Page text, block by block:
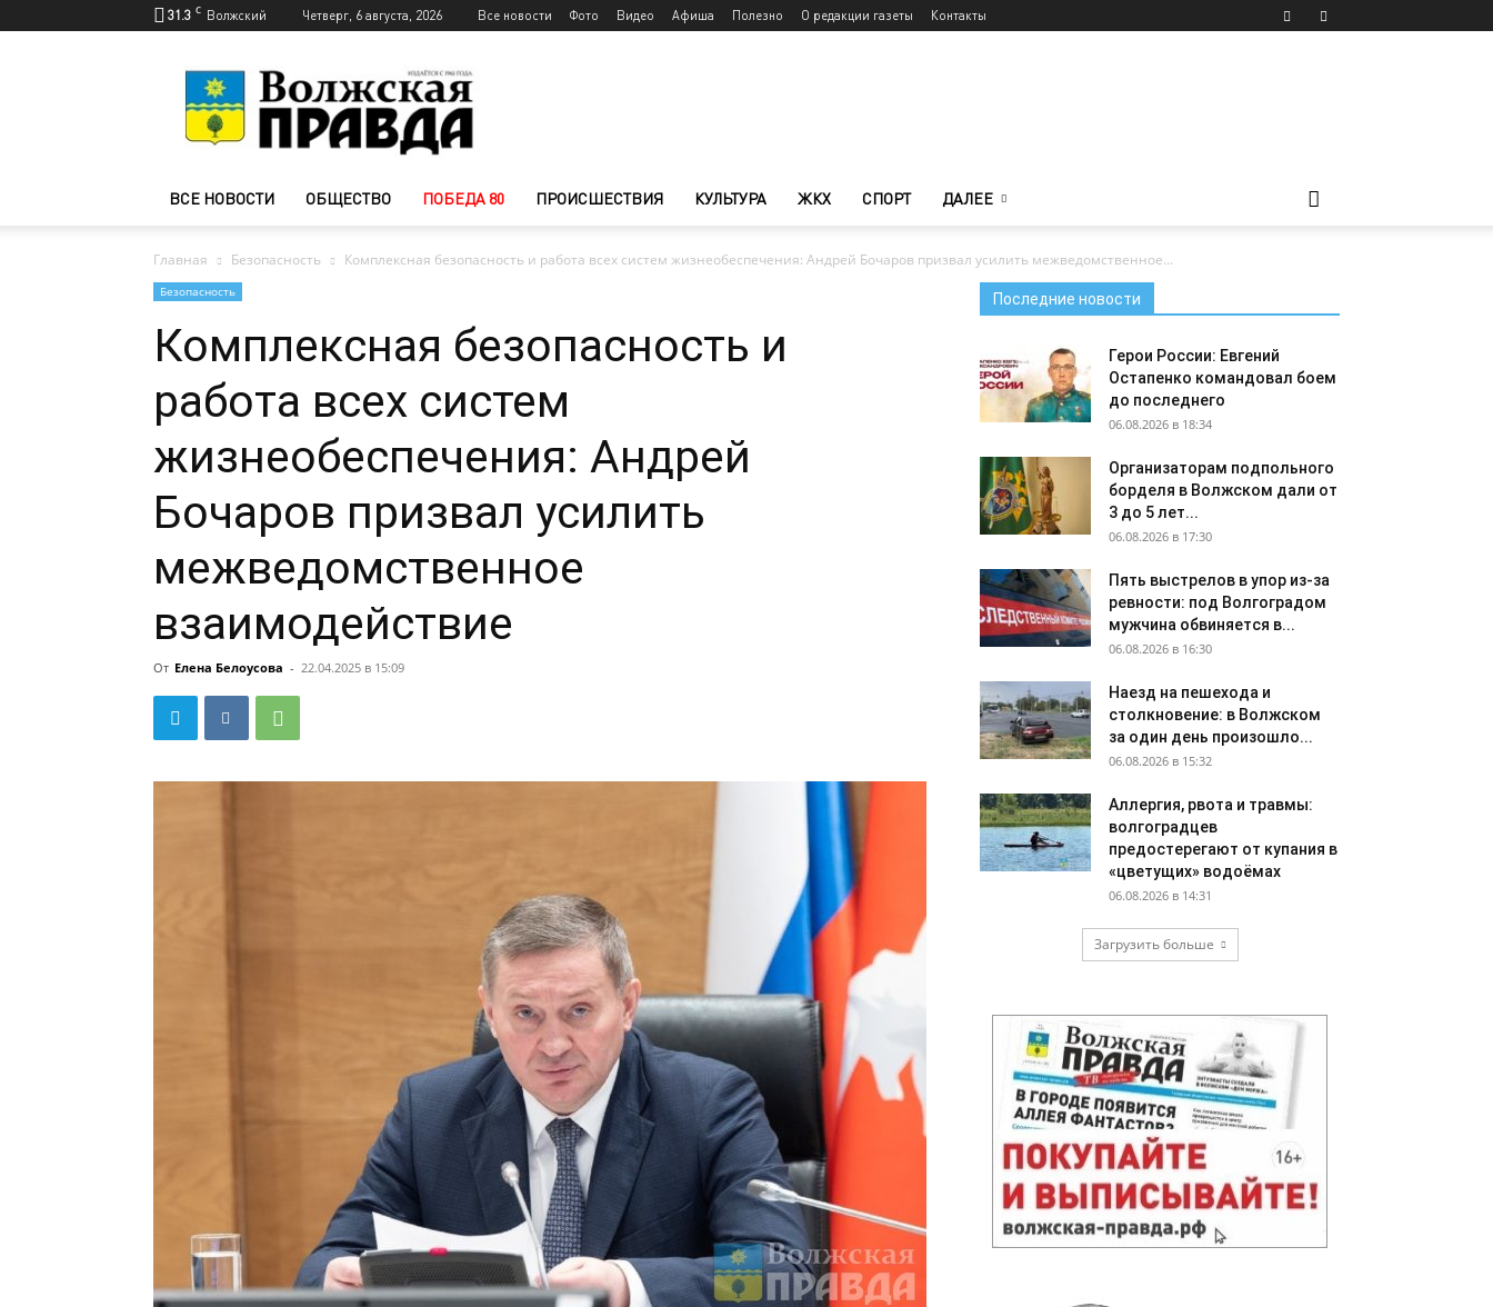
31.3 C Волжский Четверг, 6 августа, 2026 Все новости Фото Видео Афиша Полезно О редакции газеты Контакты
Волжского
—
Волжская
ВСЕ НОВОСТИ ОБЩЕСТВО ПОБЕДА 80 ПРОИСШЕСТВИЯ КУЛЬТУРА ЖКХ СПОРТ ДАЛЕЕ
Главная Безопасность Комплексная безопасность и работа всех систем жизнеобеспечения: Андрей Бочаров призвал усилить межведомственное...
Безопасность
Комплексная безопасность и
работа всех систем
жизнеобеспечения: Андрей
Бочаров призвал усилить
межведомственное
взаимодействие
От Елена Белоусова - 22.04.2025 в 15:09
Последние новости
Герои России: Евгений
Остапенко командовал боем
до последнего
06.08.2026 в 18:34
Организаторам подпольного
борделя в Волжском дали от
3 до 5 лет...
06.08.2026 в 17:30
Пять выстрелов в упор из-за
ревности: под Волгоградом
мужчина обвиняется в...
06.08.2026 в 16:30
Наезд на пешехода и
столкновение: в Волжском
за один день произошло...
06.08.2026 в 15:32
Аллергия, рвота и травмы:
волгоградцев
предостерегают от купания в
«цветущих» водоёмах
06.08.2026 в 14:31
Загрузить больше